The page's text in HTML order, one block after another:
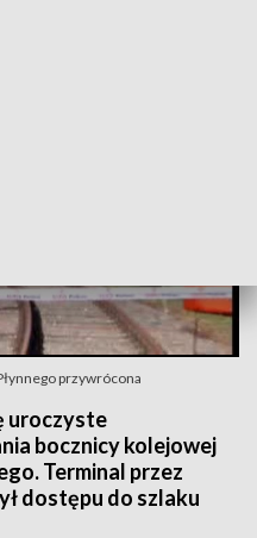
przywrócona
uroczyste
bocznicy kolejowej
Terminal przez
dostępu do szlaku